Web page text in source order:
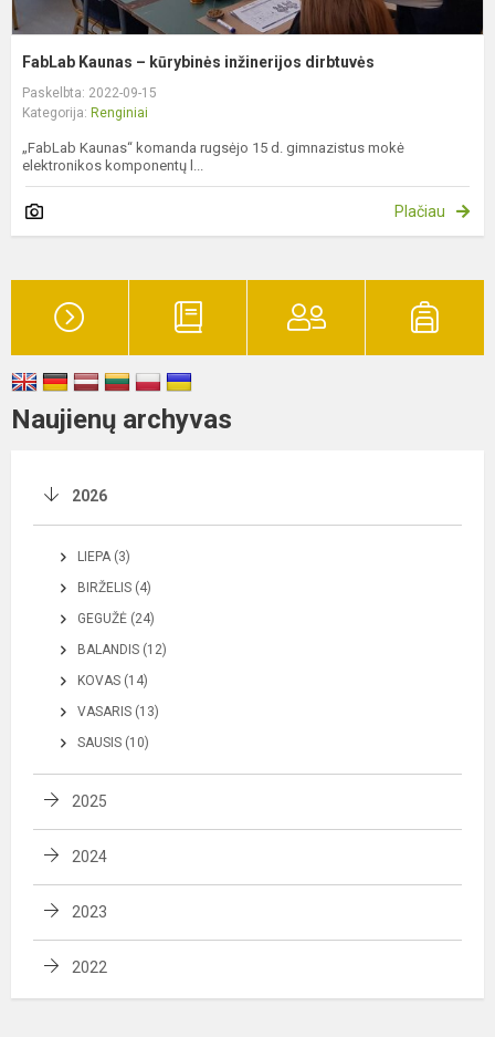
FabLab Kaunas – kūrybinės inžinerijos dirbtuvės
Paskelbta: 2022-09-15
Kategorija: Renginiai
„FabLab Kaunas“ komanda rugsėjo 15 d. gimnazistus mokė
elektronikos komponentų l...
Plačiau
Naujienų archyvas
2026
LIEPA (3)
BIRŽELIS (4)
GEGUŽĖ (24)
BALANDIS (12)
KOVAS (14)
VASARIS (13)
SAUSIS (10)
2025
2024
2023
2022